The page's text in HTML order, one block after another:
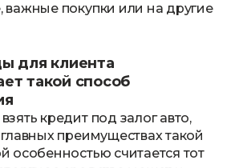
важные покупки или на другие
для клиента
такой способ
кредит под залог авто,
главных преимуществах такой
особенностью считается тот